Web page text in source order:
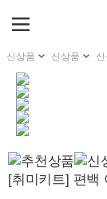
신상품 신상품
[취미키트] 편백